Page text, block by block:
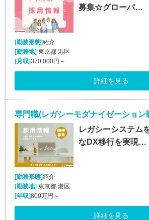
募集☆グローバ…
[勤務形態]紹介
[勤務地] 東京都 港区
[月収]370,000円～
詳細を見る
レガシーシステム
なDX移行を実現…
[勤務形態]紹介
[勤務地]東京都 港区
[年収]800万円～
詳細を見る